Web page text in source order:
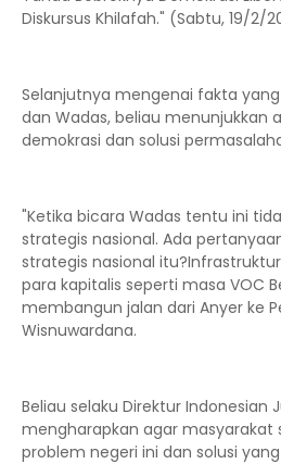
Diskursus Khilafah." (Sabtu, 19/2/
Selanjutnya mengenai fakta yang
dan Wadas, beliau menunjukkan
demokrasi dan solusi
"Ketika bicara Wadas tentu ini
strategis nasional. Ada
strategis nasional
para kapitalis seperti masa VOC
membangun jalan dari Anyer ke
Wisnuwardana.
Beliau selaku Direktur Indonesian
mengharapkan agar masyarakat
problem negeri ini dan solusi